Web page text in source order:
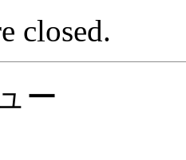
closed.
ー